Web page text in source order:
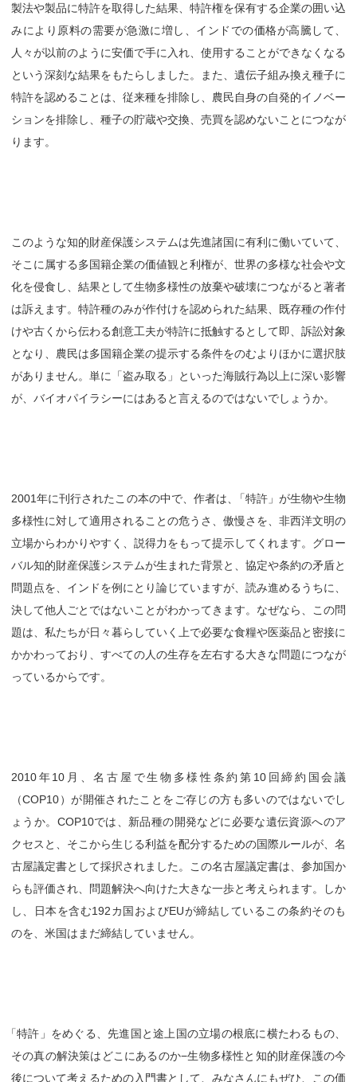
製法や製品に特許を取得した結果、特許権を保有する企業の囲い込
みにより原料の需要が急激に増し、インドでの価格が高騰して、
人々が以前のように安価で手に入れ、使用することができなくなる
という深刻な結果をもたらしました。また、遺伝子組み換え種子に
特許を認めることは、従来種を排除し、農民自身の自発的イノベー
ションを排除し、種子の貯蔵や交換、売買を認めないことにつなが
ります。
このような知的財産保護システムは先進諸国に有利に働いていて、
そこに属する多国籍企業の価値観と利権が、世界の多様な社会や文
化を侵食し、結果として生物多様性の放棄や破壊につながると著者
は訴えます。特許種のみが作付けを認められた結果、既存種の作付
けや古くから伝わる創意工夫が特許に抵触するとして即、訴訟対象
となり、農民は多国籍企業の提示する条件をのむよりほかに選択肢
がありません。単に「盗み取る」といった海賊行為以上に深い影響
が、バイオパイラシーにはあると言えるのではないでしょうか。
2001年に刊行されたこの本の中で、作者は
「特許」が生物や生物
多様性に対して適用されることの危うさ、傲慢さを、非西洋文明の
立場からわかりやすく、説得力をもって提示してくれます。グロー
バル知的財産保護システムが生まれた背景と、協定や条約の矛盾と
問題点を、インドを例にとり論じていますが、読み進めるうちに、
決して他人ごとではないことがわかってきます。なぜなら、この問
題は、私たちが日々暮らしていく上で必要な食糧や医薬品と密接に
かかわっており、すべての人の生存を左右する大きな問題につなが
っているからです。
2010年10月、名古屋で生物多様性条約第10回締約国会議
（COP10）が開催されたことをご存じの方も多いのではないでし
ょうか。COP10では、新品種の開発などに必要な遺伝資源へのア
クセスと、そこから生じる利益を配分するための国際ルールが、名
古屋議定書として採択されました。この名古屋議定書は、参加国か
らも評価され、問題解決へ向けた大きな一歩と考えられます。しか
し、日本を含む192カ国およびEUが締結しているこの条約そのも
のを、米国はまだ締結していません。
「特許」をめぐる、先進国と途上国の立場の根底に横たわるもの、
その真の解決策はどこにあるのか−生物多様性と知的財産保護の今
後について考えるための入門書として、みなさんにもぜひ、この価